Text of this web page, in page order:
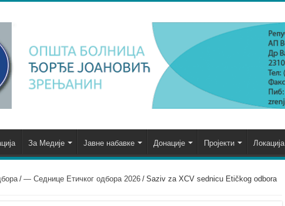
За Медије Јавне набавке Донације Пројекти Локација
/ — Седнице Етичког одбора 2026 / Saziv za XCV sednicu Etičkog odbora